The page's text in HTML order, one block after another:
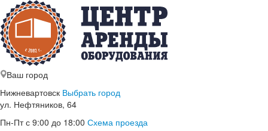
Ваш город
Нижневартовск Выбрать город
ул. Нефтяников, 64
Пн-Пт с 9:00 до 18:00 Схема проезда